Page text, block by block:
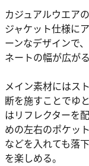
カジュアルウエア
ジャケット仕様に
ーンなデザインで
ネートの幅が広が
メイン素材にはス
断を施すことでゆ
はリフレクターを
めの左右のポケッ
などを入れても落
を楽しめる。